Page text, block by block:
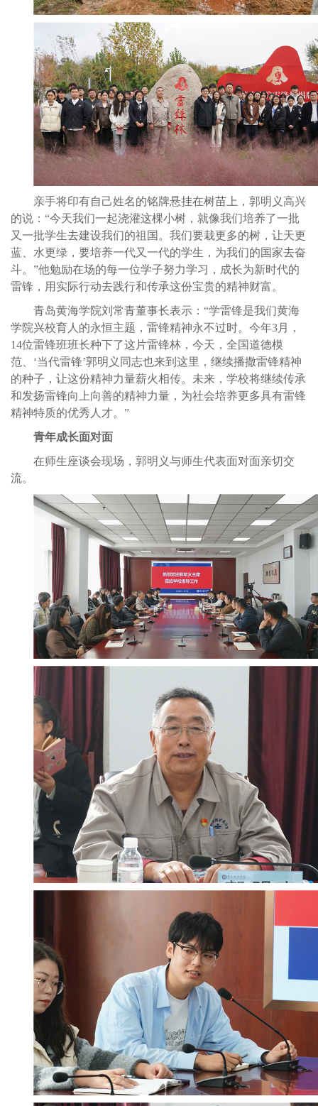
亲手将印有自己姓名的铭牌悬挂在树苗上，郭明义高兴
的说：“今天我们一起浇灌这棵小树，就像我们培养了一批
又一批学生去建设我们的祖国。我们要栽更多的树，让天更
蓝、水更绿，要培养一代又一代的学生，为我们的国家去奋
斗。”他勉励在场的每一位学子努力学习，成长为新时代的
雷锋，用实际行动去践行和传承这份宝贵的精神财富。
青岛黄海学院刘常青董事长表示：“学雷锋是我们黄海
学院兴校育人的永恒主题，雷锋精神永不过时。今年3月，
14位雷锋班班长种下了这片雷锋林，今天，全国道德模
范、‘当代雷锋’郭明义同志也来到这里，继续播撒雷锋精神
的种子，让这份精神力量薪火相传。未来，学校将继续传承
和发扬雷锋向上向善的精神力量，为社会培养更多具有雷锋
精神特质的优秀人才。”
青年成长面对面
在师生座谈会现场，郭明义与师生代表面对面亲切交
流。